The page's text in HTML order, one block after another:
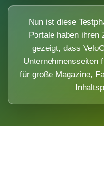
Nun ist diese
Portale haben ihren
gezeigt, dass
Unternehmensseiten
für große Magazine,